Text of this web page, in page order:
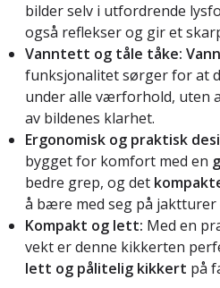
bilder selv i utfordrende
også reflekser og gir et
Vanntett og tåle tåke:
funksjonalitet sørger for at
under alle værforhold, uten
av bildenes klarhet.
Ergonomisk og praktisk
bygget for komfort med en
bedre grep, og det
å bære med seg på jaktturer
Kompakt og lett: Med en
vekt er denne kikkerten
lett og pålitelig kikkert på